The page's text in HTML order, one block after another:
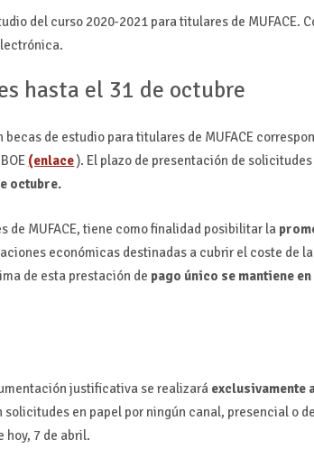
del curso 2020-2021 para titulares de MUFACE.
hasta el 31 de octubre
de estudio para titulares de MUFACE
(enlace). El plazo de presentación de
octubre.
de MUFACE, tiene como finalidad posibilitar la
económicas destinadas a cubrir el coste de la
de esta prestación de pago único se mantiene en
justificativa se realizará exclusivamente
solicitudes en papel por ningún canal, presencial o
7 de abril.